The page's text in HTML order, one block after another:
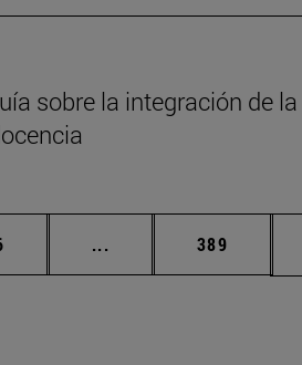
sobre la integración de la
... Páginas intermedias
Página
389